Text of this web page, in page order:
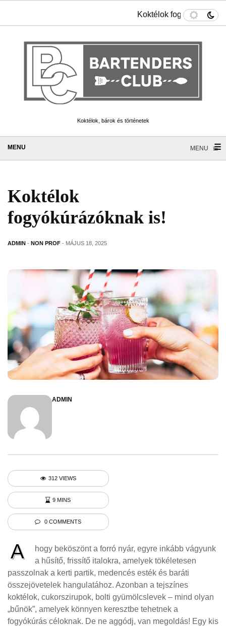
Koktélok
Koktélok, bárok és történetek
MENU ≡
☰
Koktélok
fogyókúrázóknak is!
ADMIN - NON PROF - MÁJUS 18, 2025
ADMIN
312 VIEWS
9 MINS
0 COMMENTS
A
hogy beköszönt a forró nyár, egyre inkább vágyunk
a hűsítő, frissítő italokra, amelyek tökéletesen
passzolnak a kerti partik, medencés esték és baráti
összejövetelek hangulatához. Azonban a tejszínes
koktélok, cukorszirupok, bolti gyümölcslevek – mind olyan
„bűnök”, amelyek könnyen keresztbe tehetnek a
fogyókúrás céloknak. De ne aggódj, van megoldás! Egy kis